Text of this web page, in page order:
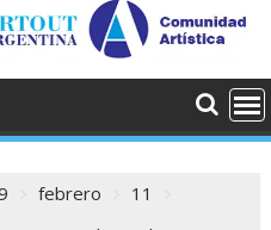
febrero
11